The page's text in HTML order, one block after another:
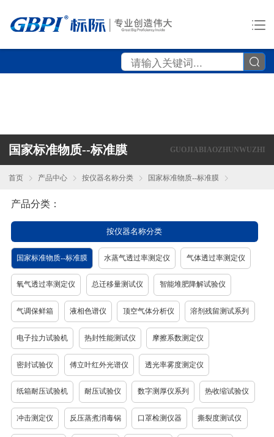
国家标准物质--标准膜 GUOJIABIAOZHUNWUZHI
首页 产品中心 按仪器名称分类 国家标准物质--标准膜
产品分类：
按仪器名称分类
国家标准物质--标准膜 水蒸气透过率测定仪 气体透过率测定仪
氧气透过率测定仪 总迁移量测试仪 智能堆肥降解试验仪
气调保鲜箱 液相色谱仪 顶空气体分析仪 溶剂残留测试系列
电子拉力试验机 热封性能测试仪 摩擦系数测定仪
密封试验仪 傅立叶红外光谱仪 透光率雾度测定仪
纸箱耐压试验机 耐压试验仪 数字测厚仪系列 热收缩试验仪
冲击测定仪 反压蒸煮消毒锅 口罩检测仪器 撕裂度测试仪